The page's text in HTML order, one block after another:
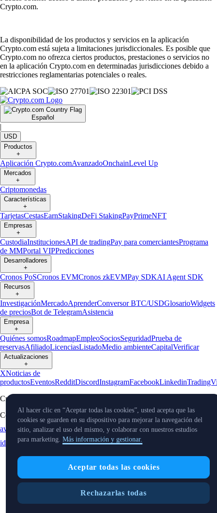
Crypto.com.
La disponibilidad de los productos y servicios en la aplicación
Crypto.com está sujeta a limitaciones jurisdiccionales. Es posible que
Crypto.com no ofrezca ciertos productos, prestaciones o servicios no
en la aplicación Crypto.com en determinadas jurisdicciones debido a
restricciones reglamentarias potenciales o reales.
Español
|
USD
Productos
+
Aplicación Crypto.comAvanzadoOnchainLevel Up
Mercados
+
Criptomonedas
Características
+
TarjetasCestasEarnStakingDeFi StakingPayPrimeNFT
Empresas
+
CustodiaInstitucionesAPI de tradingPay para comerciantesPrograma
de MMPortal VIPPredicciones
Desarrolladores
+
Cronos PoSCronos EVMCronos zkEVMPay SDKAI Agent SDK
Recursos
+
InvestigaciónMercadoAprenderConversor BTC/USDGlosarioWidgets
de preciosBot de TelegramAsistencia
Empresa
+
Quiénes somosRoadmapEmpleoSociosSeguridadPrueba de
reservasAfiliadoLicenciasListadoMedio ambienteCapitalVerificar
Actualizaciones
+
XNoticias de
productosEventosRedditDiscordInstagramFacebookLinkedin
Cryptocurrency in Every Wallet™
Copyright © 2024 - 2026 Crypto.com. Todos los derechos reservados.
aviso de privacidadEstado Preferencias de cookies
Ubicación e
idioma
Al hacer clic en “Aceptar todas las cookies”, usted acepta que las
cookies se guarden en su dispositivo para mejorar la navegación del
sitio, analizar el uso del mismo, y colaborar con nuestros estudios
para marketing. Más información y gestionar.
Aceptar todas las cookies
Rechazarlas todas